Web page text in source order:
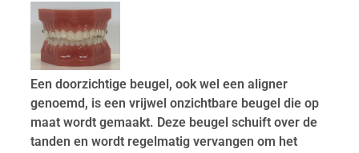
Een doorzichtige beugel, ook wel een aligner
genoemd, is een vrijwel onzichtbare beugel die op
maat wordt gemaakt. Deze beugel schuift over de
tanden en wordt regelmatig vervangen om het